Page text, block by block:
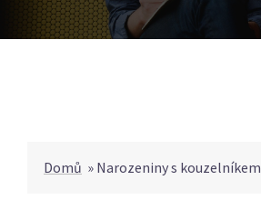
Domů » Narozeniny s kouzelníkem